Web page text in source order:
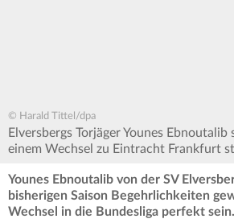
© Harald Tittel/dpa
Elversbergs Torjäger Younes
einem Wechsel zu Eintracht Frankfurt
Younes Ebnoutalib von der SV
bisherigen Saison Begehrlichkeiten
Wechsel in die Bundesliga perfekt sein.